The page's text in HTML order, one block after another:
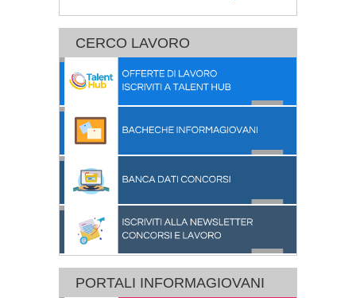
CERCO LAVORO
PORTALI INFORMAGIOVANI